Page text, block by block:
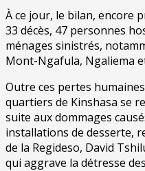
À ce jour, le bilan, encore
33 décès, 47 personnes
ménages sinistrés,
Mont-Ngafula, Ngaliema
Outre ces pertes
quartiers de Kinshasa se
suite aux dommages
installations de desserte,
de la Regideso, David
qui aggrave la détresse